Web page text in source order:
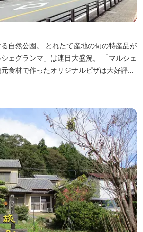
自然公園。 とれたて産地の旬の特産品が
ェグランマ」は連日大盛況。 「マルシェ
食材で作ったオリジナルピザは大好評！
。食材と必要な道具がセットになった
ト」も人気です。 『ごかつら池どうぶつ
では多